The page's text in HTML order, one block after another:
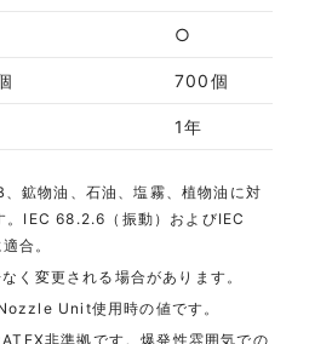
○
700個
1年
鉱物油、石油、塩霧、植物油に対
。IEC 68.2.6（振動）およびIEC
合。
く変更される場合があります。
Unit使用時の値です。
非準拠です。爆発性雰囲気での